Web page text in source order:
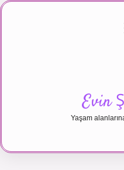
Gizlilik
Evin
Yaşam